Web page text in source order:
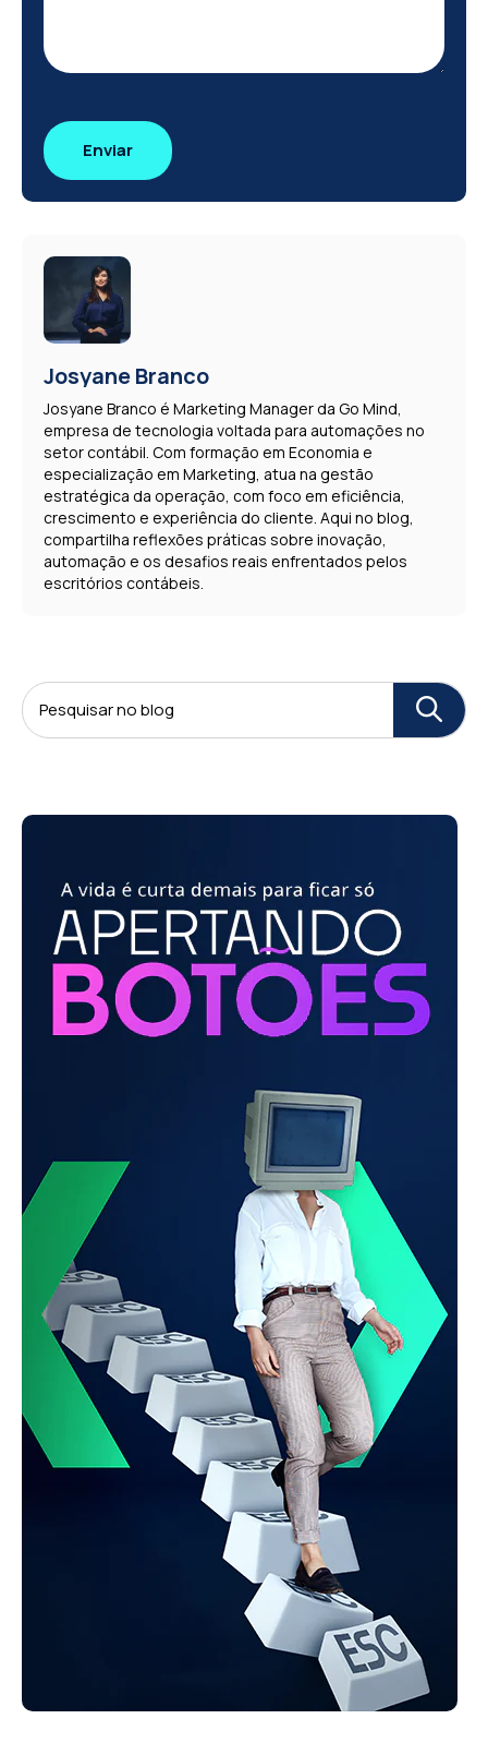
Josyane Branco
Josyane Branco é Marketing Manager da Go Mind,
empresa de tecnologia voltada para automações no
setor contábil. Com formação em Economia e
especialização em Marketing, atua na gestão
estratégica da operação, com foco em eficiência,
crescimento e experiência do cliente. Aqui no blog,
compartilha reflexões práticas sobre inovação,
automação e os desafios reais enfrentados pelos
escritórios contábeis.